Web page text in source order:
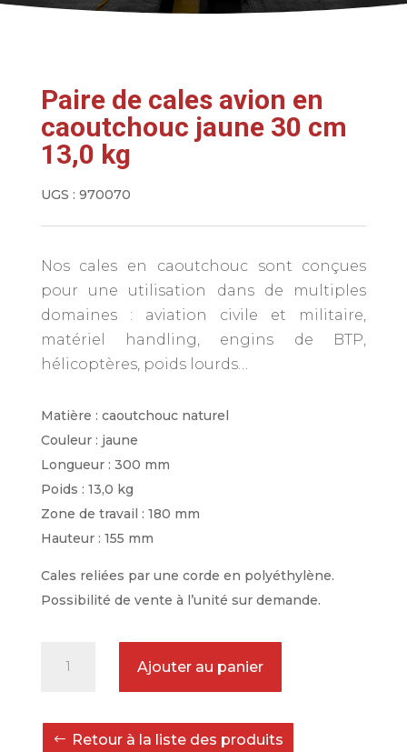
Paire de cales avion en
caoutchouc jaune 30 cm
13,0 kg
UGS : 970070
Nos cales en caoutchouc sont conçues
pour une utilisation dans de multiples
domaines : aviation civile et militaire,
matériel handling, engins de BTP,
hélicoptères, poids lourds…
Matière : caoutchouc naturel
Couleur : jaune
Longueur : 300 mm
Poids : 13,0 kg
Zone de travail : 180 mm
Hauteur : 155 mm
Cales reliées par une corde en polyéthylène.
Possibilité de vente à l’unité sur demande.
de
Ajouter au panier
Retour à la liste des produits